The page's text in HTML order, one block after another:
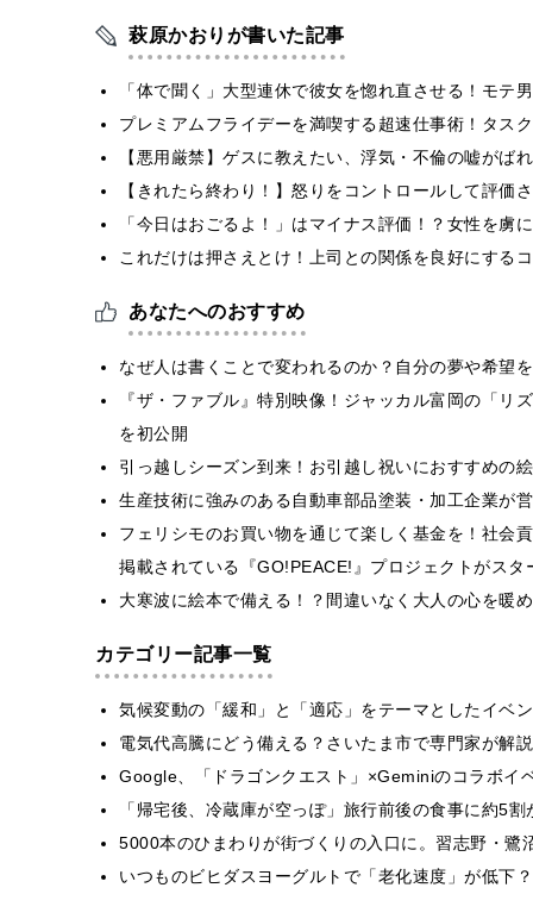
萩原かおりが書いた記事
「体で聞く」大型連休で彼女を惚れ直させる！モテ
プレミアムフライデーを満喫する超速仕事術！タス
【悪用厳禁】ゲスに教えたい、浮気・不倫の嘘がば
【きれたら終わり！】怒りをコントロールして評価
「今日はおごるよ！」はマイナス評価！？女性を虜
これだけは押さえとけ！上司との関係を良好にする
あなたへのおすすめ
なぜ人は書くことで変われるのか？自分の夢や希望
『ザ・ファブル』特別映像！ジャッカル富岡の「リ
を初公開
引っ越しシーズン到来！お引越し祝いにおすすめの
生産技術に強みのある自動車部品塗装・加工企業が
フェリシモのお買い物を通じて楽しく基金を！社会
掲載されている『GO!PEACE!』プロジェクトがスタ
大寒波に絵本で備える！？間違いなく大人の心を暖
カテゴリー記事一覧
気候変動の「緩和」と「適応」をテーマとしたイベ
電気代高騰にどう備える？さいたま市で専門家が解
Google、「ドラゴンクエスト」×Geminiのコラボイ
「帰宅後、冷蔵庫が空っぽ」旅行前後の食事に約5
5000本のひまわりが街づくりの入口に。習志野・
いつものビヒダスヨーグルトで「老化速度」が低